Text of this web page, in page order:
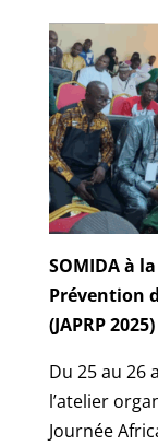
SOMIDA à
Prévention
(JAPRP
Du 25 au 26
l’atelier
Journée